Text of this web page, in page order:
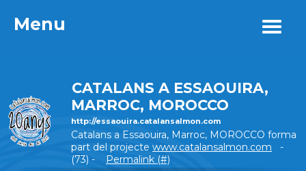
Menu
CATALANS A ESSAOUIRA,
MARROC, MOROCCO
http://essaouira.catalansalmon.com
Catalans a Essaouira, Marroc, MOROCCO forma
part del projecte www.catalansalmon.com -
(73) - Permalink (#)
Menu